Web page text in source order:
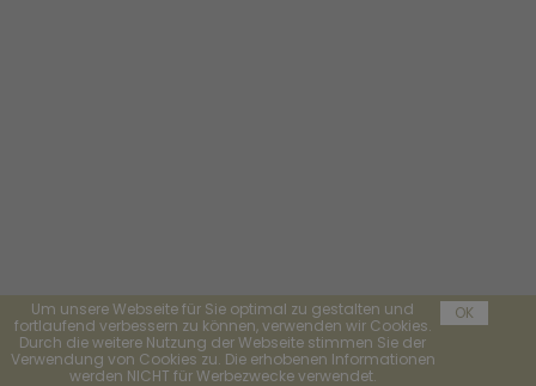
Um unsere Webseite für Sie optimal zu gestalten und
fortlaufend verbessern zu können, verwenden wir Cookies.
Durch die weitere Nutzung der Webseite stimmen Sie der
Verwendung von Cookies zu. Die erhobenen Informationen
werden NICHT für Werbezwecke verwendet.
OK